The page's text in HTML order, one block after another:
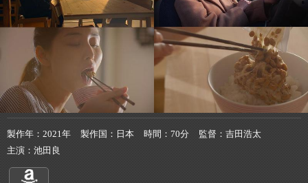
製作年 2021年 製作国 日本 時間 70分 監督
吉田浩太
主演
池田良